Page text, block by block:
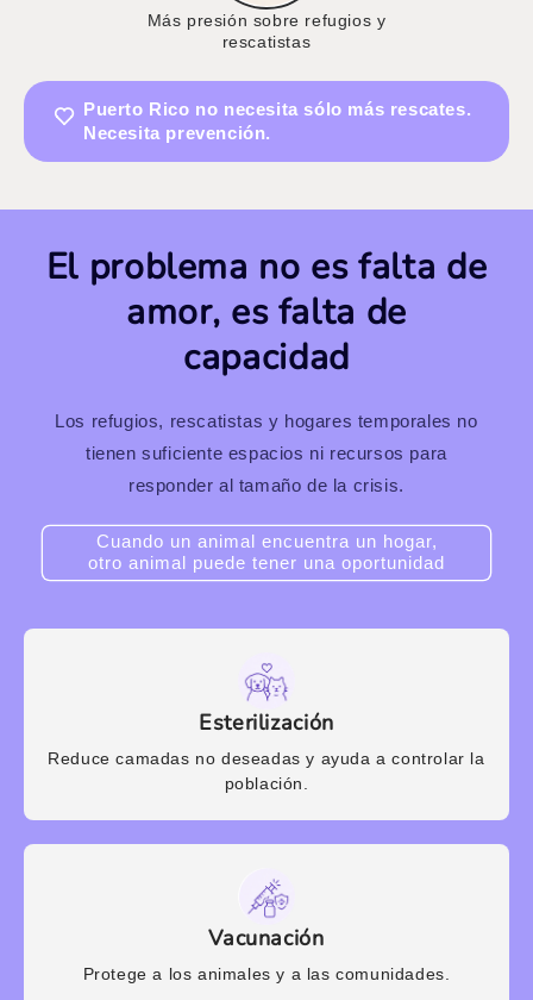
Más presión sobre refugios y
rescatistas
Puerto Rico no necesita sólo más rescates.
Necesita prevención.
El problema no es falta de
amor, es falta de
capacidad
Los refugios, rescatistas y hogares temporales no
tienen suficiente espacios ni recursos para
responder al tamaño de la crisis.
Cuando un animal encuentra un hogar,
otro animal puede tener una oportunidad
Esterilización
Reduce camadas no deseadas y ayuda a controlar la
población.
Vacunación
Protege a los animales y a las comunidades.